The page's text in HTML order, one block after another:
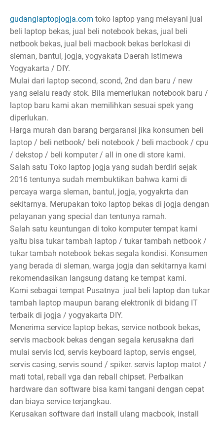
gudanglaptopjogja.com toko laptop yang melayani jual
beli laptop bekas, jual beli notebook bekas, jual beli
netbook bekas, jual beli macbook bekas berlokasi di
sleman, bantul, jogja, yogyakata Daerah Istimewa
Yogyakarta / DIY.
Mulai dari laptop second, scond, 2nd dan baru / new
yang selalu ready stok. Bila memerlukan notebook baru /
laptop baru kami akan memilihkan sesuai spek yang
diperlukan.
Harga murah dan barang bergaransi jika konsumen beli
laptop / beli netbook/ beli notebook / beli macbook / cpu
/ dekstop / beli komputer / all in one di store kami.
Salah satu Toko laptop jogja yang sudah berdiri sejak
2016 tentunya sudah membuktikan bahwa kami di
percaya warga sleman, bantul, jogja, yogyakrta dan
sekitarnya. Merupakan toko laptop bekas di jogja dengan
pelayanan yang special dan tentunya ramah.
Salah satu keuntungan di toko komputer tempat kami
yaitu bisa tukar tambah laptop / tukar tambah netbook /
tukar tambah notebook bekas segala kondisi. Konsumen
yang berada di sleman, warga jogja dan sekitarnya kami
rekomendasikan langsung datang ke tempat kami.
Kami sebagai tempat Pusatnya jual beli laptop dan tukar
tambah laptop maupun barang elektronik di bidang IT
terbaik di jogja / yogyakarta DIY.
Menerima service laptop bekas, service notbook bekas,
servis macbook bekas dengan segala kerusakna dari
mulai servis lcd, servis keyboard laptop, servis engsel,
servis casing, servis sound / spiker. servis laptop matot /
mati total, reball vga dan reball chipset. Perbaikan
hardware dan software bisa kami tangani dengan cepat
dan biaya service terjangkau.
Kerusakan software dari install ulang macbook, install